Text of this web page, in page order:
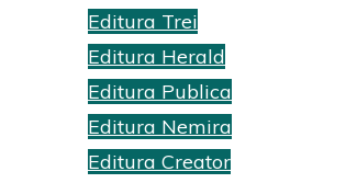
Editura Trei
Editura Herald
Editura Publica
Editura Nemira
Editura Creator